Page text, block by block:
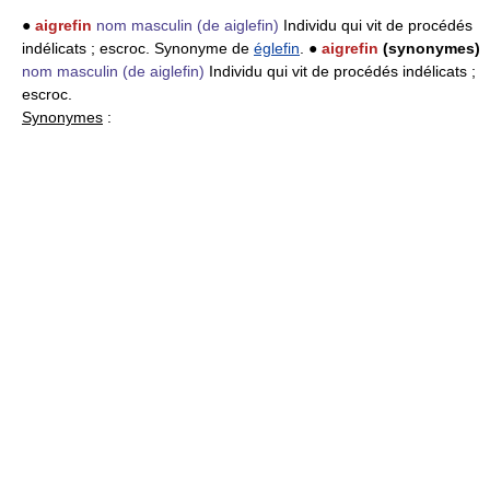
● aigrefin nom masculin (de aiglefin) Individu qui vit de procédés
indélicats ; escroc. Synonyme de églefin . ● aigrefin (synonymes)
nom masculin (de aiglefin) Individu qui vit de procédés indélicats ;
escroc.
Synonymes :